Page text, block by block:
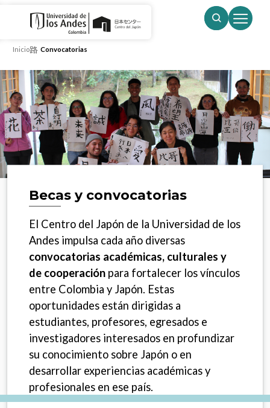
Pasar al contenido principal
Inicio Convocatorias
Becas y convocatorias
El Centro del Japón de la Universidad de los
Andes impulsa cada año diversas
convocatorias académicas, culturales y
de cooperación para fortalecer los vínculos
entre Colombia y Japón. Estas
oportunidades están dirigidas a
estudiantes, profesores, egresados e
investigadores interesados en profundizar
su conocimiento sobre Japón o en
desarrollar experiencias académicas y
profesionales en ese país.